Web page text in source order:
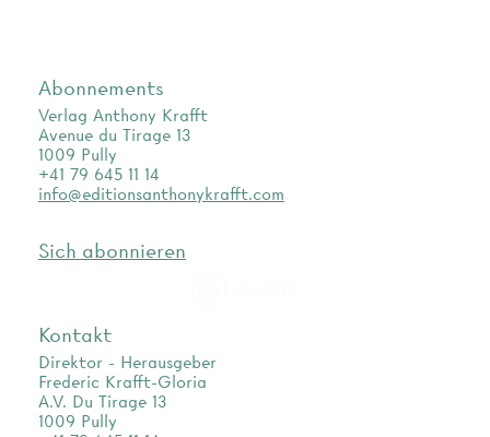
Abonnements
Verlag Anthony Krafft
Avenue du Tirage 13
1009 Pully
+41 79 645 11 14
info@editionsanthonykrafft.com
Sich abonnieren
Kontakt
Direktor - Herausgeber
Frederic Krafft-Gloria
A.V. Du Tirage 13
1009 Pully